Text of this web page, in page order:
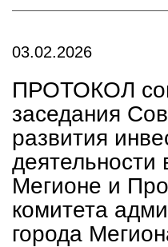
03.02.2026
ПРОТОКОЛ
заседания
развития
деятельности
Мегионе и
комитета
города